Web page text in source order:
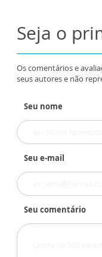
Seja o
Os comentários e
seus autores e não
Seu nome
Seu e-mail
Seu comentário